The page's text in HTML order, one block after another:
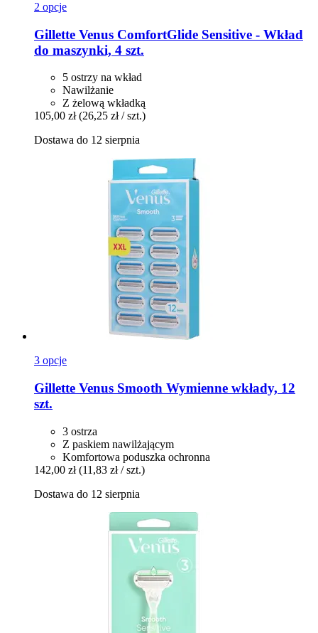
2 opcje
Gillette Venus ComfortGlide Sensitive -​ Wkład
do maszynki, 4 szt.
5 ostrzy na wkład
Nawilżanie
Z żelową wkładką
105,00 zł (26,25 zł / szt.)
Dostawa do 12 sierpnia
3 opcje
Gillette Venus Smooth Wymienne wkłady, 12
szt.
3 ostrza
Z paskiem nawilżającym
Komfortowa poduszka ochronna
142,00 zł (11,83 zł / szt.)
Dostawa do 12 sierpnia